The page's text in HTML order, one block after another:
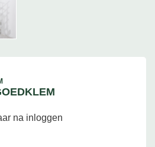
na inloggen